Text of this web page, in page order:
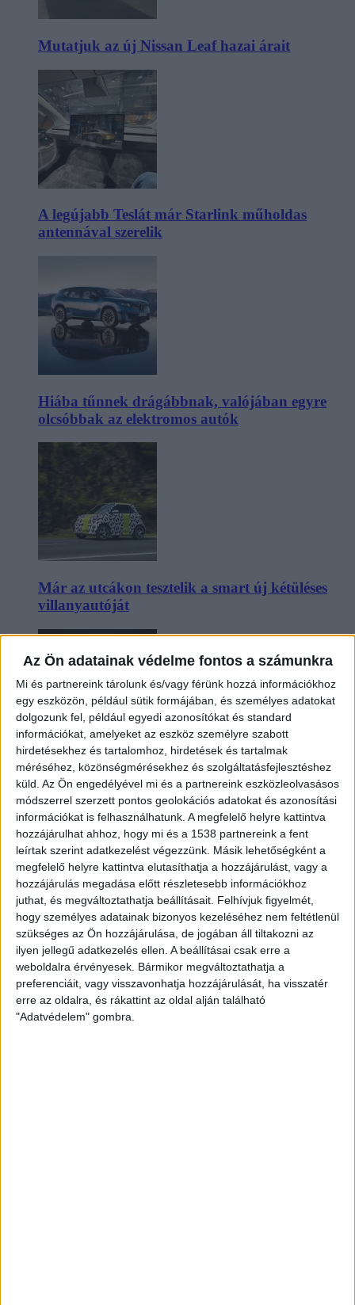
Az Ön adatainak védelme fontos a számunkra
Mi és partnereink tárolunk és/vagy férünk hozzá információkhoz
egy eszközön, például sütik formájában, és személyes adatokat
dolgozunk fel, például egyedi azonosítókat és standard
információkat, amelyeket az eszköz személyre szabott
hirdetésekhez és tartalomhoz, hirdetések és tartalmak
méréséhez, közönségmérésekhez és szolgáltatásfejlesztéshez
küld. Az Ön engedélyével mi és a partnereink eszközleolvasásos
módszerrel szerzett pontos geolokációs adatokat és azonosítási
információkat is felhasználhatunk. A megfelelő helyre kattintva
hozzájárulhat ahhoz, hogy mi és a 1538 partnereink a fent
leírtak szerint adatkezelést végezzünk. Másik lehetőségként a
megfelelő helyre kattintva elutasíthatja a hozzájárulást, vagy a
hozzájárulás megadása előtt részletesebb információkhoz
juthat, és megváltoztathatja beállításait. Felhívjuk figyelmét,
hogy személyes adatainak bizonyos kezeléséhez nem feltétlenül
szükséges az Ön hozzájárulása, de jogában áll tiltakozni az
ilyen jellegű adatkezelés ellen. A beállításai csak erre a
weboldalra érvényesek. Bármikor megváltoztathatja a
preferenciáit, vagy visszavonhatja hozzájárulását, ha visszatér
erre az oldalra, és rákattint az oldal alján található
"Adatvédelem" gombra.
Mutatjuk az új Nissan Leaf hazai árait
A legújabb Teslát már Starlink műholdas
antennával szerelik
Hiába tűnnek drágábbnak, valójában egyre
olcsóbbak az elektromos autók
Már az utcákon tesztelik a smart új kétüléses
villanyautóját
Beárazták a legolcsóbb elektromos Audit
Két év sem kellett: máris nyugdíjba küldi utolsó
amerikai villanyautóját a Honda